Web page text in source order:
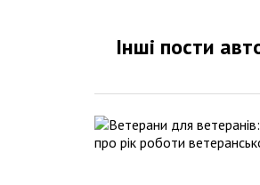
Інші пости